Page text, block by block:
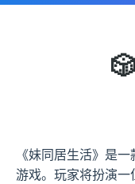
《妹同居生活》是
游戏。玩家将扮演